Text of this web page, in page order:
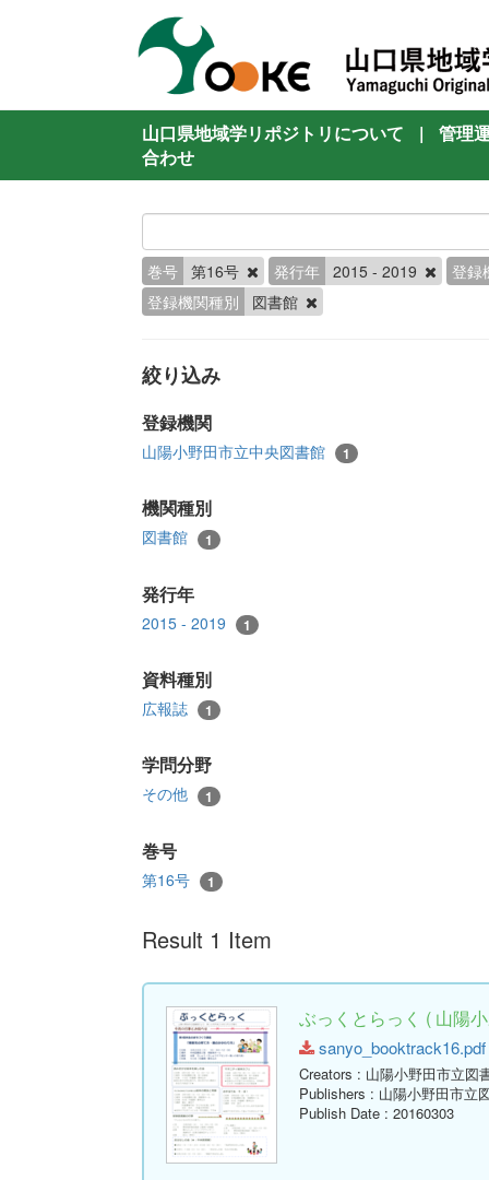
山口県地域学リポジトリについて |
管理
合わせ
巻号 第16号 発行年 2015 - 2019
登録
登録機関種別
図書館
絞り込み
登録機関
山陽小野田市立中央図書館 1
機関種別
図書館 1
発行年
2015 - 2019 1
資料種別
広報誌 1
学問分野
その他 1
巻号
第16号 1
Result 1 Item
ぶっくとらっく ( 山陽
Creators : 山陽小野田市立図
Publishers : 山陽小野田市立
Publish Date : 20160303